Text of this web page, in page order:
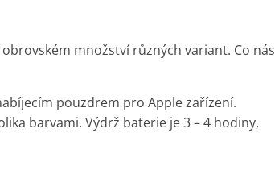
množství různých variant. Co nás
pouzdrem pro Apple zařízení.
barvami. Výdrž baterie je 3 – 4 hodiny,